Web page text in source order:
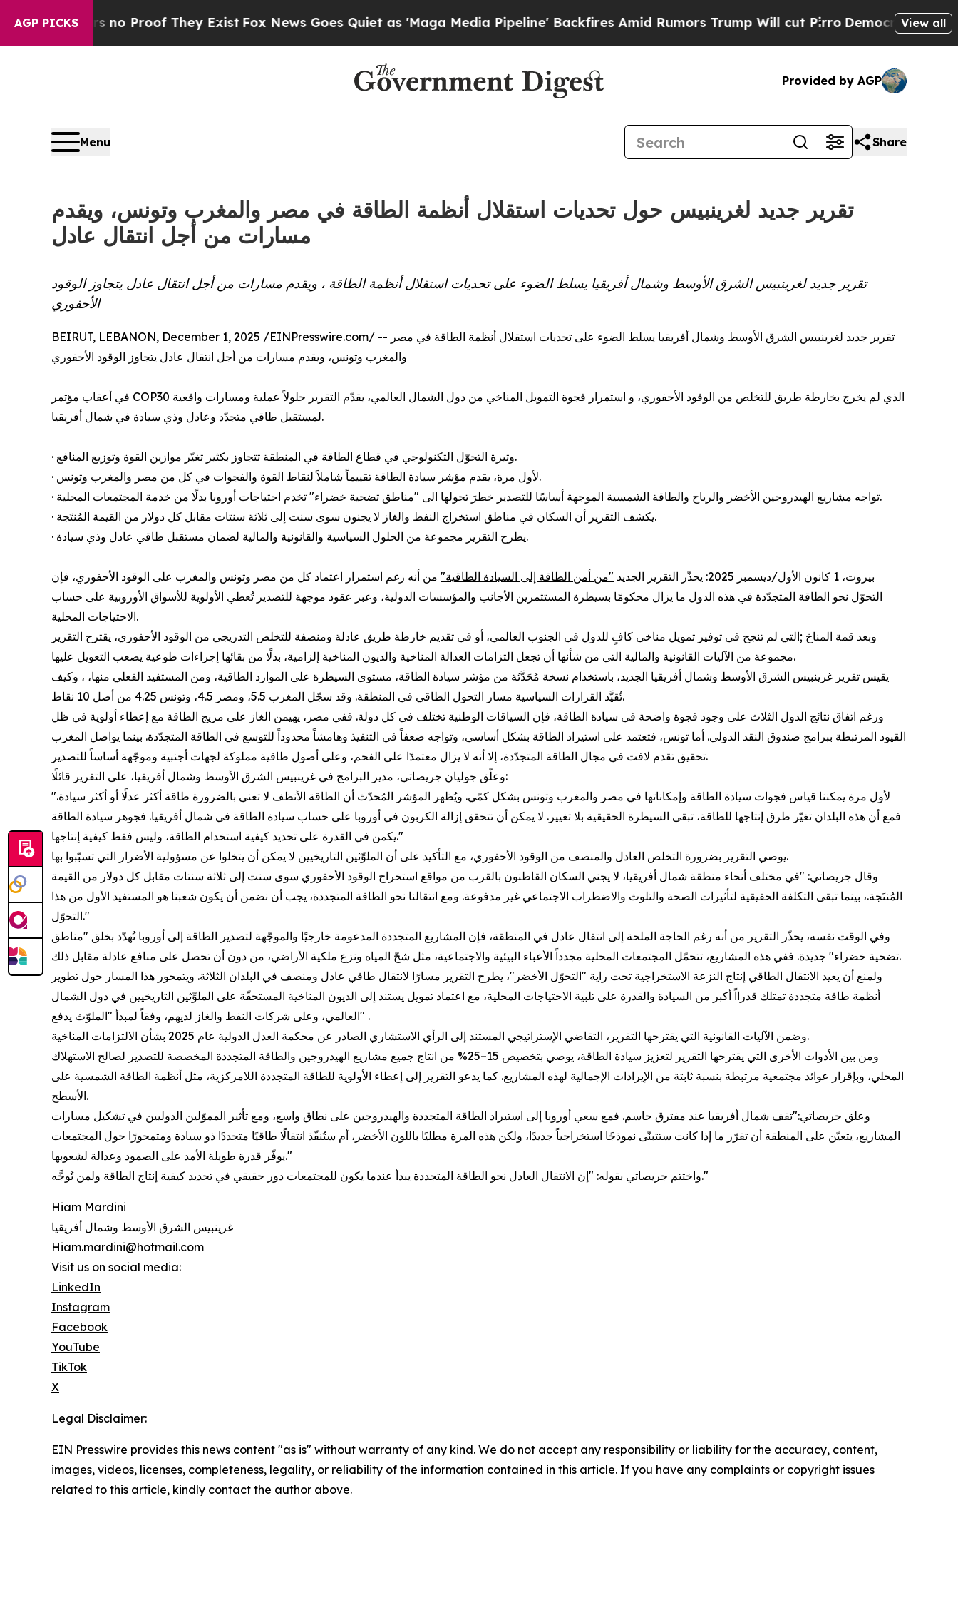
AGP PICKS
Offers no Proof They ExistFox News Goes Quiet as 'Maga Media Pipeline' Backfires Amid Rumors Trump Will cut Pirro Democratic Socialists of
View all
Provided by AGP
Menu Share
تقرير جديد لغرينبيس حول تحديات استقلال أنظمة الطاقة في مصر والمغرب وتونس، ويقدم
مسارات من أجل انتقال عادل
تقرير جديد لغرينبيس الشرق الأوسط وشمال أفريقيا يسلط الضوء على تحديات استقلال أنظمة الطاقة ، ويقدم مسارات من أجل انتقال عادل يتجاوز الوقود
الأحفوري
BEIRUT, LEBANON, December 1, 2025 /EINPresswire.com/ -- تقرير جديد لغرينبيس الشرق الأوسط وشمال أفريقيا يسلط الضوء على تحديات استقلال أنظمة الطاقة في مصر
والمغرب وتونس، ويقدم مسارات من أجل انتقال عادل يتجاوز الوقود الأحفوري
في أعقاب مؤتمر COP30 الذي لم يخرج بخارطة طريق للتخلص من الوقود الأحفوري، و استمرار فجوة التمويل المناخي من دول الشمال العالمي، يقدّم التقرير حلولاً عملية ومسارات واقعية
لمستقبل طاقي متجدّد وعادل وذي سيادة في شمال أفريقيا.
· وتيرة التحوّل التكنولوجي في قطاع الطاقة في المنطقة تتجاوز بكثير تغيّر موازين القوة وتوزيع المنافع.
· لأول مرة، يقدم مؤشر سيادة الطاقة تقييماً شاملاً لنقاط القوة والفجوات في كل من مصر والمغرب وتونس.
· تواجه مشاريع الهيدروجين الأخضر والرياح والطاقة الشمسية الموجهة أساسًا للتصدير خطرَ تحولها الى "مناطق تضحية خضراء" تخدم احتياجات أوروبا بدلًا من خدمة المجتمعات المحلية.
· يكشف التقرير أن السكان في مناطق استخراج النفط والغاز لا يجنون سوى سنت إلى ثلاثة سنتات مقابل كل دولار من القيمة المُنتَجة.
· يطرح التقرير مجموعة من الحلول السياسية والقانونية والمالية لضمان مستقبل طاقي عادل وذي سيادة.
بيروت، 1 كانون الأول/ديسمبر 2025: يحذّر التقرير الجديد "من أمن الطاقة إلى السيادة الطاقية" من أنه رغم استمرار اعتماد كل من مصر وتونس والمغرب على الوقود الأحفوري، فإن
التحوّل نحو الطاقة المتجدّدة في هذه الدول ما يزال محكومًا بسيطرة المستثمرين الأجانب والمؤسسات الدولية، وعبر عقود موجهة للتصدير تُعطي الأولوية للأسواق الأوروبية على حساب
الاحتياجات المحلية.
وبعد قمة المناخ ;التي لم تنجح في توفير تمويل مناخي كافٍ للدول في الجنوب العالمي، أو في تقديم خارطة طريق عادلة ومنصفة للتخلص التدريجي من الوقود الأحفوري، يقترح التقرير
مجموعة من الآليات القانونية والمالية التي من شأنها أن تجعل التزامات العدالة المناخية والديون المناخية إلزامية، بدلًا من بقائها إجراءات طوعية يصعب التعويل عليها.
يقيس تقرير غرينبيس الشرق الأوسط وشمال أفريقيا الجديد، باستخدام نسخة مُحَدَّثة من مؤشر سيادة الطاقة، مستوى السيطرة على الموارد الطاقية، ومن المستفيد الفعلي منها، ، وكيف
تُقيَّد القرارات السياسية مسار التحول الطاقي في المنطقة. وقد سجّل المغرب 5.5، ومصر 4.5، وتونس 4.25 من أصل 10 نقاط.
ورغم اتفاق نتائج الدول الثلاث على وجود فجوة واضحة في سيادة الطاقة، فإن السياقات الوطنية تختلف في كل دولة. ففي مصر، يهيمن الغاز على مزيج الطاقة مع إعطاء أولوية في ظل
القيود المرتبطة ببرامج صندوق النقد الدولي. أما تونس، فتعتمد على استيراد الطاقة بشكل أساسي، وتواجه ضعفاً في التنفيذ وهامشاً محدوداً للتوسع في الطاقة المتجدّدة. بينما يواصل المغرب
تحقيق تقدم لافت في مجال الطاقة المتجدّدة، إلا أنه لا يزال معتمدًا على الفحم، وعلى أصول طاقية مملوكة لجهات أجنبية وموجّهة أساساً للتصدير.
وعلّق جوليان جريصاتي، مدير البرامج في غرينبيس الشرق الأوسط وشمال أفريقيا، على التقرير قائلًا:
"لأول مرة يمكننا قياس فجوات سيادة الطاقة وإمكاناتها في مصر والمغرب وتونس بشكل كمّي. ويُظهر المؤشر المُحدّث أن الطاقة الأنظف لا تعني بالضرورة طاقة أكثر عدلًا أو أكثر سيادة.
فمع أن هذه البلدان تغيّر طرق إنتاجها للطاقة، تبقى السيطرة الحقيقية بلا تغيير. لا يمكن أن تتحقق إزالة الكربون في أوروبا على حساب سيادة الطاقة في شمال أفريقيا. فجوهر سيادة الطاقة
يكمن في القدرة على تحديد كيفية استخدام الطاقة، وليس فقط كيفية إنتاجها."
يوصي التقرير بضرورة التخلص العادل والمنصف من الوقود الأحفوري، مع التأكيد على أن الملوِّثين التاريخيين لا يمكن أن يتخلوا عن مسؤولية الأضرار التي تسبّبوا بها.
وقال جريصاتي: "في مختلف أنحاء منطقة شمال أفريقيا، لا يجني السكان القاطنون بالقرب من مواقع استخراج الوقود الأحفوري سوى سنت إلى ثلاثة سنتات مقابل كل دولار من القيمة
المُنتَجة.، بينما تبقى التكلفة الحقيقية لتأثيرات الصحة والتلوث والاضطراب الاجتماعي غير مدفوعة. ومع انتقالنا نحو الطاقة المتجددة، يجب أن نضمن أن يكون شعبنا هو المستفيد الأول من هذا
التحوّل."
وفي الوقت نفسه، يحذّر التقرير من أنه رغم الحاجة الملحة إلى انتقال عادل في المنطقة، فإن المشاريع المتجددة المدعومة خارجيًا والموجّهة لتصدير الطاقة إلى أوروبا تُهدّد بخلق "مناطق
تضحية خضراء" جديدة. ففي هذه المشاريع، تتحمّل المجتمعات المحلية مجدداً الأعباء البيئية والاجتماعية، مثل شحّ المياه ونزع ملكية الأراضي، من دون أن تحصل على منافع عادلة مقابل ذلك.
ولمنع أن يعيد الانتقال الطاقي إنتاج النزعة الاستخراجية تحت راية "التحوّل الأخضر"، يطرح التقرير مسارًا لانتقال طاقي عادل ومنصف في البلدان الثلاثة. ويتمحور هذا المسار حول تطوير
أنظمة طاقة متجددة تمتلك قدرااً أكبر من السيادة والقدرة على تلبية الاحتياجات المحلية، مع اعتماد تمويل يستند إلى الديون المناخية المستحقّة على الملوِّثين التاريخيين في دول الشمال
العالمي، وعلى شركات النفط والغاز لديهم، وفقاً لمبدأ "الملوّث يدفع" .
وضمن الآليات القانونية التي يقترحها التقرير، التقاضي الإستراتيجي المستند إلى الرأي الاستشاري الصادر عن محكمة العدل الدولية عام 2025 بشأن الالتزامات المناخية.
ومن بين الأدوات الأخرى التي يقترحها التقرير لتعزيز سيادة الطاقة، يوصي بتخصيص 15–25% من انتاج جميع مشاريع الهيدروجين والطاقة المتجددة المخصصة للتصدير لصالح الاستهلاك
المحلي، وبإقرار عوائد مجتمعية مرتبطة بنسبة ثابتة من الإيرادات الإجمالية لهذه المشاريع. كما يدعو التقرير إلى إعطاء الأولوية للطاقة المتجددة اللامركزية، مثل أنظمة الطاقة الشمسية على
الأسطح.
وعلق جريصاتي:"تقف شمال أفريقيا عند مفترق حاسم. فمع سعي أوروبا إلى استيراد الطاقة المتجددة والهيدروجين على نطاق واسع، ومع تأثير المموّلين الدوليين في تشكيل مسارات
المشاريع، يتعيّن على المنطقة أن تقرّر ما إذا كانت ستتبنّى نموذجًا استخراجياً جديدًا، ولكن هذه المرة مطليًا باللون الأخضر، أم ستُنفّذ انتقالًا طاقيًا متجددًا ذو سيادة ومتمحورًا حول المجتمعات
يوفّر قدرة طويلة الأمد على الصمود وعدالة لشعوبها."
واختتم جريصاتي بقوله: "إن الانتقال العادل نحو الطاقة المتجددة يبدأ عندما يكون للمجتمعات دور حقيقي في تحديد كيفية إنتاج الطاقة ولمن تُوجَّه."
Hiam Mardini
غرينبيس الشرق الأوسط وشمال أفريقيا
Hiam.mardini@hotmail.com
Visit us on social media:
LinkedIn
Instagram
Facebook
YouTube
TikTok
X
Legal Disclaimer:
EIN Presswire provides this news content "as is" without warranty of any kind. We do not accept any responsibility or liability for the accuracy, content,
images, videos, licenses, completeness, legality, or reliability of the information contained in this article. If you have any complaints or copyright issues
related to this article, kindly contact the author above.